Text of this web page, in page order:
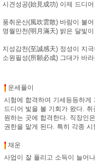
시견성공(始見成功) 이제 드디
풍취운산(風吹雲散) 바람이 불
명월만천(明月滿天) 밝은 달빛
지성감천(至誠感天) 정성이 지
소원필성(所願必成) 그대가 바
운세풀이
시험에 합격하여 기세등등하게
드디어 빛을 볼 기회가 왔다.
원하는 곳에 합격한다. 직장인
권한을 맡게 된다. 특히 각종
재운
사업이 잘 풀리고 소득이 늘어